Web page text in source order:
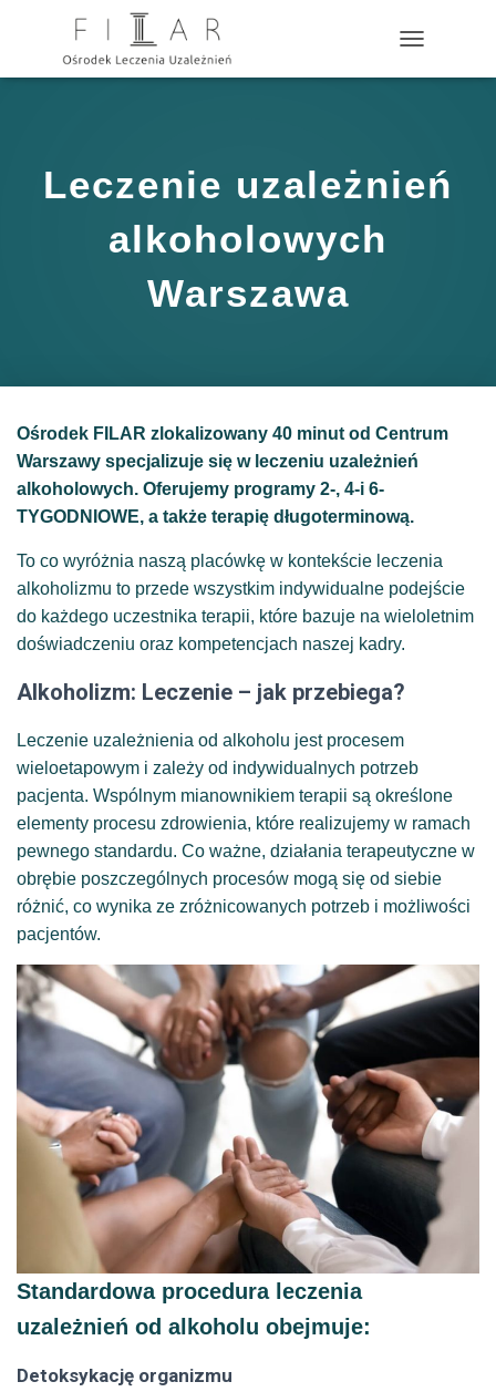
R
C
Z
Leczenie uzależnień
alkoholowych
Warszawa
Ośrodek FILAR zlokalizowany 40 minut od Centrum
Warszawy specjalizuje się w leczeniu uzależnień
alkoholowych. Oferujemy programy 2-, 4-i 6-
TYGODNIOWE, a także terapię długoterminową.
To co wyróżnia naszą placówkę w kontekście leczenia
alkoholizmu to przede wszystkim indywidualne podejście
do każdego uczestnika terapii, które bazuje na wieloletnim
doświadczeniu oraz kompetencjach naszej kadry.
Alkoholizm: Leczenie – jak przebiega?
Leczenie uzależnienia od alkoholu jest procesem
wieloetapowym i zależy od indywidualnych potrzeb
pacjenta. Wspólnym mianownikiem terapii są określone
elementy procesu zdrowienia, które realizujemy w ramach
pewnego standardu. Co ważne, działania terapeutyczne w
obrębie poszczególnych procesów mogą się od siebie
różnić, co wynika ze zróżnicowanych potrzeb i możliwości
pacjentów.
Standardowa procedura leczenia
uzależnień od alkoholu obejmuje:
Detoksykację organizmu